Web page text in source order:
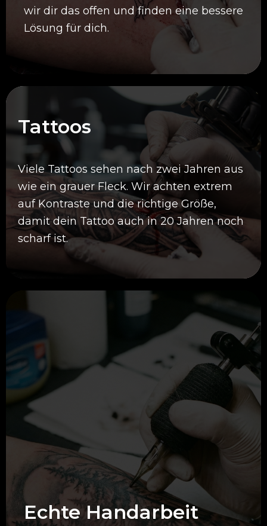
wir dir das offen und finden eine bessere
Lösung für dich.
Tattoos
Viele Tattoos sehen nach zwei Jahren aus
wie ein grauer Fleck. Wir achten extrem
auf Kontraste und die richtige Größe,
damit dein Tattoo auch in 20 Jahren noch
scharf ist.
Echte Handarbeit